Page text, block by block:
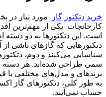
خرید دتکتور گاز
مورد نیاز
کارخانجات یکی از مهم‌ترین
است. این دتکتورها به دو
دتکتورهایی که گازهای ناشی
شناسایی می‌کنند و دوم،
سمی طراحی شده‌اند. هر دسته
برندهای و مدل‌های مختلفی
به طور کلی، دتکتورهای گاز
حساب نمی‌آیند.